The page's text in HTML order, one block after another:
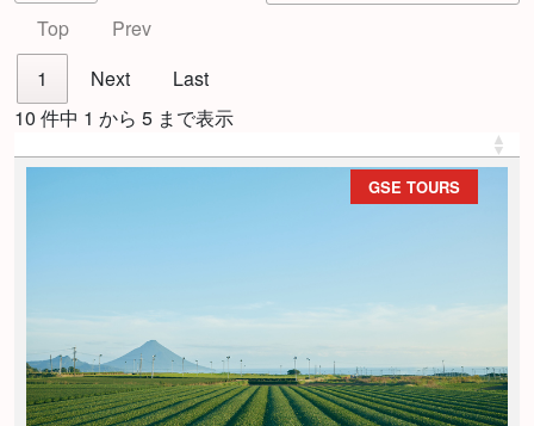
Top
Prev
1
Next
Last
10 件中 1 から 5 まで表示
GSE TOURS